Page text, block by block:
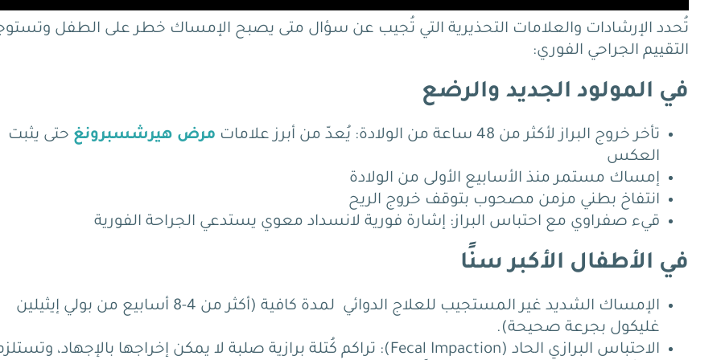
تُحدد الإرشادات والعلامات التحذيرية التي تُجيب عن سؤال متى يصبح الإمساك خطر على الطفل
التقييم الجراحي الفوري:
في المولود الجديد والرضع
تأخر خروج البراز لأكثر من 48 ساعة من الولادة: يُعدّ من أبرز علامات مرض هيرشسبرونغ حتى يثبت
العكس
إمساك مستمر منذ الأسابيع الأولى من الولادة
انتفاخ بطني مزمن مصحوب بتوقف خروج الريح
قيء صفراوي مع احتباس البراز: إشارة فورية لانسداد معوي يستدعي الجراحة الفورية
في الأطفال الأكبر سنًا
الإمساك الشديد غير المستجيب للعلاج الدوائي
لمدة كافية (أكثر من 4-8 أسابيع من بولي إيثيلين
غليكول بجرعة صحيحة).
الاحتباس البرازي الحاد (Fecal Impaction):
تراكم كُتلة برازية صلبة لا يمكن إخراجها بالإجهاد،